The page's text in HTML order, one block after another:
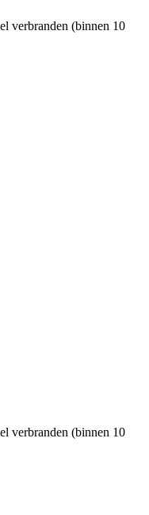
verbranden (binnen 10
verbranden (binnen 10